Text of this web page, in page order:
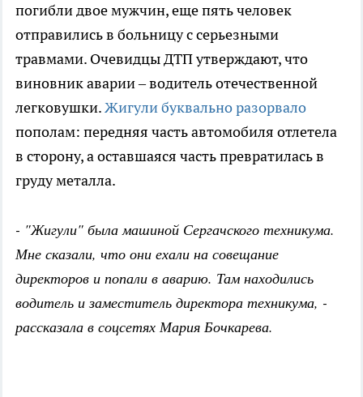
погибли двое мужчин, еще пять человек
отправились в больницу с серьезными
травмами. Очевидцы ДТП утверждают, что
виновник аварии – водитель отечественной
легковушки.Жигули буквально разорвало
пополам: передняя часть автомобиля отлетела
в сторону, а оставшаяся часть превратилась в
груду металла.
- "Жигули" была машиной Сергачского техникума.
Мне сказали, что они ехали на совещание
директоров и попали в аварию. Там находились
водитель и заместитель директора техникума, -
рассказала в соцсетях Мария Бочкарева.